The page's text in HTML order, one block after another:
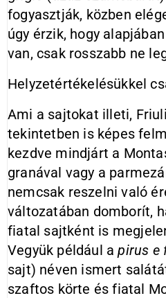
fogyasztják, közben
úgy érzik, hogy
van, csak rosszabb ne
Helyzetértékelésükkel
Ami a sajtokat illeti,
tekintetben is képes
kezdve mindjárt a
granával vagy a
nemcsak reszelni való
változatában domborít,
fiatal sajtként is
Vegyük például apirus e
sajt) néven ismert
szaftos körte és fiatal